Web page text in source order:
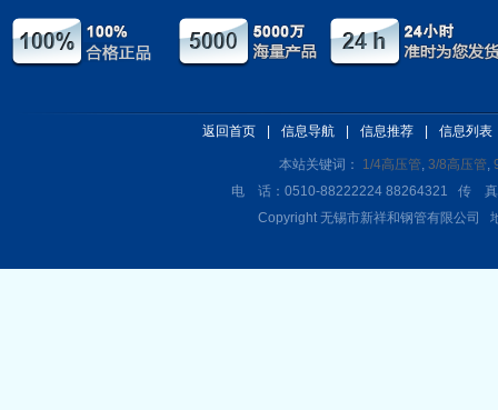
返回首页 信息导航 信息推荐 信息列表
本站关键词： 1/4高压管, 3/8高压管,
电 话：0510-88222224 88264321 传
Copyright 无锡市新祥和钢管有限公